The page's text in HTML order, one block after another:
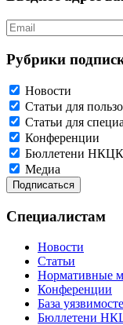
Рубрики
Новости
Статьи для
Статьи для
Конференции
Бюллетени
Медиа
Специалистам
Новости
Статьи
Нормативные
Конференции
База
Бюллетени